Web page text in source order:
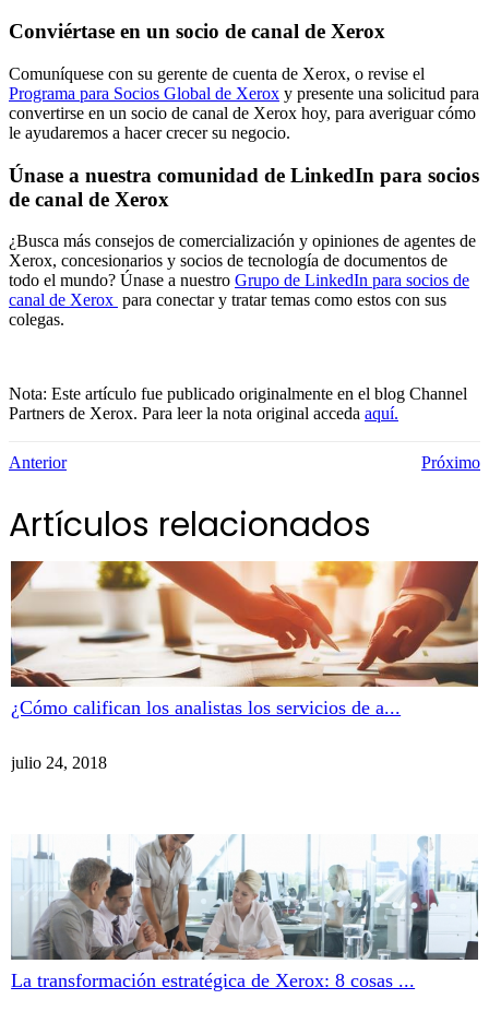
Conviértase en un socio de canal de Xerox
Comuníquese con su gerente de cuenta de Xerox, o revise el
Programa para Socios Global de Xerox y presente una solicitud para
convertirse en un socio de canal de Xerox hoy, para averiguar cómo
le ayudaremos a hacer crecer su negocio.
Únase a nuestra comunidad de LinkedIn para socios
de canal de Xerox
¿Busca más consejos de comercialización y opiniones de agentes de
Xerox, concesionarios y socios de tecnología de documentos de
todo el mundo? Únase a nuestro Grupo de LinkedIn para socios de
canal de Xerox para conectar y tratar temas como estos con sus
colegas.
Nota: Este artículo fue publicado originalmente en el blog Channel
Partners de Xerox. Para leer la nota original acceda aquí.
Anterior Próximo
Artículos relacionados
¿Cómo califican los analistas los servicios de a...
julio 24, 2018
La transformación estratégica de Xerox: 8 cosas ...